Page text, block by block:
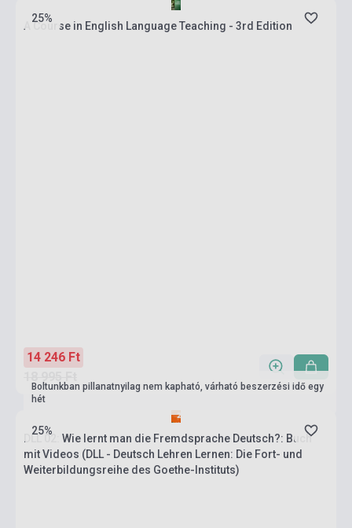
25%
A Course in English Language Teaching - 3rd Edition
14 246 Ft
25%
Boltunkban pillanatnyilag nem kapható, várható beszerzési idő egy
hét
DLL 02: Wie lernt man die Fremdsprache Deutsch?: Buch
mit Videos (DLL - Deutsch Lehren Lernen: Die Fort- und
Weiterbildungsreihe des Goethe-Instituts)